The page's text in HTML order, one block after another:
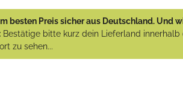
UND SERVICE:
besten Preis sicher aus Deutschland. Und
Bestätige bitte kurz dein Lieferland
zu sehen...